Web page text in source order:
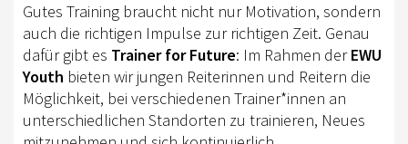
VORSTAND B/BB
JUGEND
KIDS CLUB
Gutes Training braucht nicht nur Motivation, sondern
auch die richtigen Impulse zur richtigen Zeit. Genau
dafür gibt es Trainer for Future: Im Rahmen derEWU
Youth bieten wir jungen Reiterinnen und Reitern die
Möglichkeit, bei verschiedenen Trainer*innen an
unterschiedlichen Standorten zu trainieren, Neues